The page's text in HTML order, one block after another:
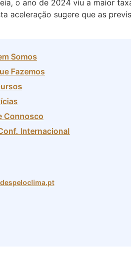
o ano de 2024 viu a maior
aceleração sugere que as
Somos
Fazemos
Connosco
Internacional